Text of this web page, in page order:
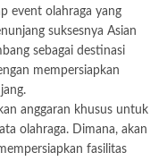
event olahraga yang
suksesnya Asian
sebagai destinasi
mempersiapkan
anggaran khusus untuk
olahraga. Dimana, akan
fasilitas